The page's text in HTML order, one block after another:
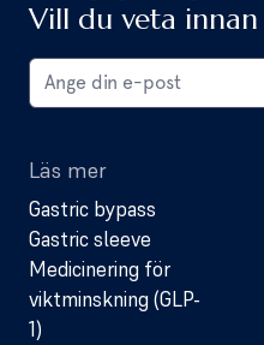
Vill du veta
Läs mer
Gastric bypass
Gastric sleeve
Medicinering för
viktminskning (GLP-
1)